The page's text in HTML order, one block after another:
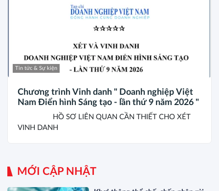
Tin tức & Sự kiện
Chương trình Vinh danh " Doanh nghiệp Việt
Nam Điển hình Sáng tạo - lần thứ 9 năm 2026 "
HỒ SƠ LIÊN QUAN CẦN THIẾT CHO XÉT
VINH DANH
MỚI CẬP NHẬT